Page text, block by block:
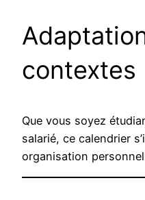
contextes
Que vous soyez
salarié, ce calendrier
organisation